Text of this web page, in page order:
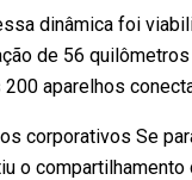
dinâmica foi
de 56
aparelhos
corporativos Se
o